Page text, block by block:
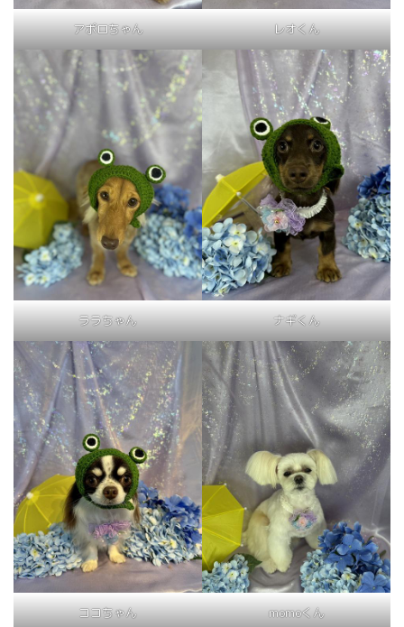
アポロちゃん レオくん
ララちゃん ナギくん
ココちゃん momoくん